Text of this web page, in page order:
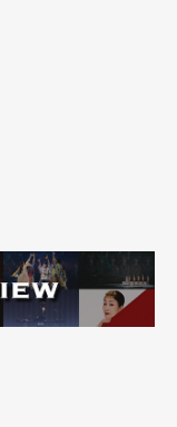
」是同一乐器
这台新乐器当